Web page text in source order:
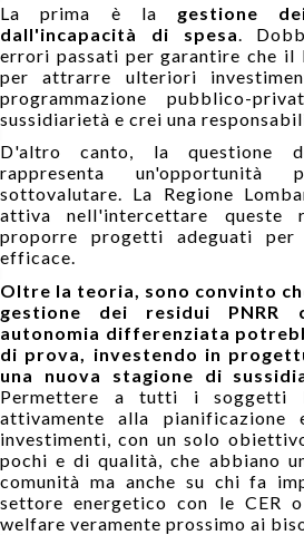
La prima è la gestione
dall'incapacità di spesa .
errori passati per garantire che il
per attrarre ulteriori
programmazione pubblico-
sussidiarietà e crei una
D'altro canto, la questione
rappresenta un'opportunità
sottovalutare. La Regione
attiva nell'intercettare queste
proporre progetti adeguati
efficace.
Oltre la teoria, sono convinto
gestione dei residui
autonomia differenziata
di prova, investendo in
una nuova stagione di
Permettere a tutti i soggetti
attivamente alla pianificazione
investimenti, con un solo
pochi e di qualità, che abbiano
comunità ma anche su chi fa
settore energetico con le CER
welfare veramente prossimo ai